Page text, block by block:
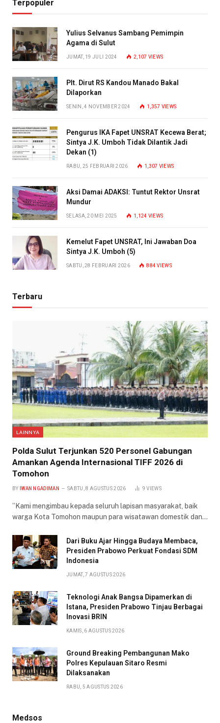
Terpopuler
Yulius Selvanus Sambang Pemimpin
Agama di Sulut
JUMAT, 19 JULI 2024 2,107 VIEWS
Plt. Dirut RS Kandou Manado Bakal
Dilaporkan
SENIN, 4 NOVEMBER 2024 1,357 VIEWS
Pengurus IKA Fapet UNSRAT Kecewa Berat;
Sintya J.K. Umboh Tidak Dilantik Jadi
Dekan (1)
RABU, 25 FEBRUARI 2026 1,307 VIEWS
Aksi Damai ADAKSI: Tuntut Rektor Unsrat
Mundur
SELASA, 20 MEI 2025 1,124 VIEWS
Kemelut Fapet UNSRAT, Ini Jawaban Doa
Sintya J.K. Umboh (5)
SABTU, 28 FEBRUARI 2026 884VIEWS
Terbaru
LAINNYA
​Polda Sulut Terjunkan 520 Personel Gabungan
Amankan Agenda Internasional TIFF 2026 di
Tomohon
BY IWAN NGADIMAN SABTU, 8 AGUSTUS 2026 9VIEWS
​”Kami mengimbau kepada seluruh lapisan masyarakat, baik
warga Kota Tomohon maupun para wisatawan domestik dan…
Dari Buku Ajar Hingga Budaya Membaca,
Presiden Prabowo Perkuat Fondasi SDM
Indonesia
JUMAT, 7 AGUSTUS 2026
Teknologi Anak Bangsa Dipamerkan di
Istana, Presiden Prabowo Tinjau Berbagai
Inovasi BRIN
KAMIS, 6 AGUSTUS 2026
Ground Breaking Pembangunan Mako
Polres Kepulauan Sitaro Resmi
Dilaksanakan
RABU, 5 AGUSTUS 2026
Medsos